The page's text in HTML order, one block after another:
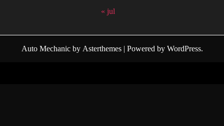
« jul
Auto Mechanicby Asterthemes| Powered by WordPress.